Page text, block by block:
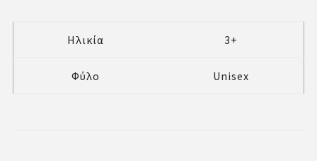
Ηλικία 3+
Φύλο Unisex